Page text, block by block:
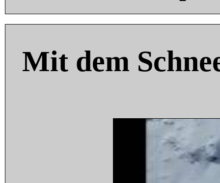
Mit dem